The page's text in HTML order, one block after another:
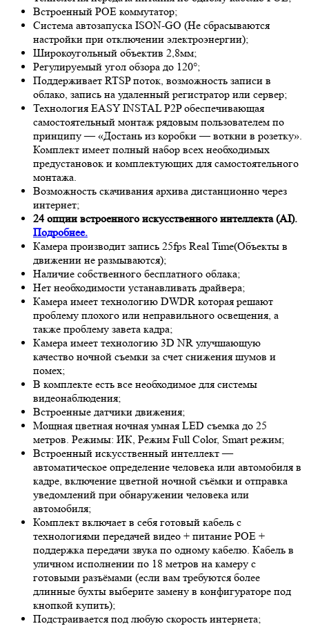
Встроенный POE коммутатор;
Система автозапуска ISON-GO (Не сбрасываются
настройки при отключении электроэнергии);
Широкоугольный объектив 2,8мм;
Регулируемый угол обзора до 120°;
Поддерживает RTSP поток, возможность записи в
облако, запись на удаленный регистратор или сервер;
Технология EASY INSTAL P2P обеспечивающая
самостоятельный монтаж рядовым пользователем по
принципу — «Достань из коробки — воткни в розетку».
Комплект имеет полный набор всех необходимых
предустановок и комплектующих для самостоятельного
монтажа.
Возможность скачивания архива дистанционно через
интернет;
24 опции встроенного искусственного интеллекта (AI).
Подробнее.
Камера производит запись 25fps Real Time(Объекты в
движении не размываются);
Наличие собственного бесплатного облака;
Нет необходимости устанавливать драйвера;
Камера имеет технологию DWDR которая решают
проблему плохого или неправильного освещения, а
также проблему завета кадра;
Камера имеет технологию 3D NR улучшающую
качество ночной съемки за счет снижения шумов и
помех;
В комплекте есть все необходимое для системы
видеонаблюдения;
Встроенные датчики движения;
Мощная цветная ночная умная LED съемка до 25
метров. Режимы: ИК, Режим Full Color, Smart режим;
Встроенный искусственный интеллект —
автоматическое определение человека или автомобиля в
кадре, включение цветной ночной съёмки и отправка
уведомлений при обнаружении человека или
автомобиля;
Комплект включает в себя готовый кабель с
технологиями передачей видео + питание POE +
поддержка передачи звука по одному кабелю. Кабель в
уличном исполнении по 18 метров на камеру с
готовыми разъёмами (если вам требуются более
длинные бухты выберите замену в конфигураторе под
кнопкой купить);
Подстраивается под любую скорость интернета;